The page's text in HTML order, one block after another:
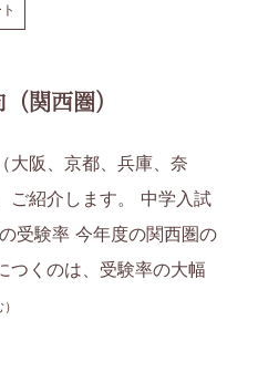
関西圏）
大阪、京都、兵庫、奈
ご紹介します。 中学入試
受験率 今年度の関西圏の
つくのは、受験率の大幅